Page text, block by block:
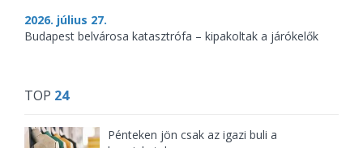
2026. július 27.
Budapest belvárosa katasztrófa – kipakoltak a járókelők
TOP 24
Pénteken jön csak az igazi buli a